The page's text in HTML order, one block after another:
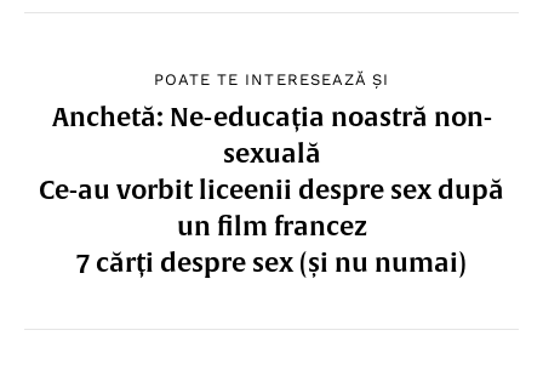
POATE TE INTERESEAZĂ ȘI
Anchetă: Ne-educația noastră non-
sexuală
Ce-au vorbit liceenii despre sex după
un film francez
7 cărți despre sex (și nu numai)